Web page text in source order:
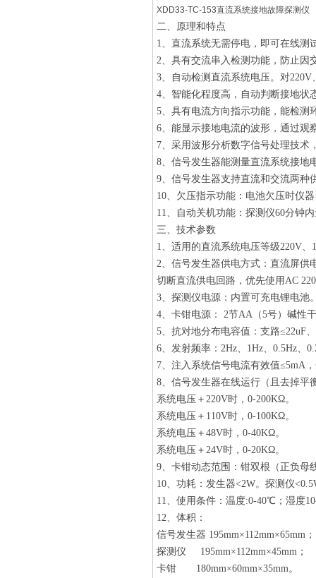
XDD33-TC-153直流系统接地故障探测仪
二、原理和特点
1、直流系统无需停电，即可在线测
2、具有交流串入检测功能，防止因
3、自动检测直流系统电压。对
4、智能化程度高，自动判断接地状
5、具有电流方向指示功能，能检测
6、能显示接地电流的波形，通过观
7、采用波形分析数字信号处理技术
8、信号发生器能测量直流系统接地
9、信号发生器支持直流和交流两种
10、欠压指示功能：电池欠压时仪
11、自动关机功能：探测仪60分钟
三、技术参数
1、适用的直流系统电压等级220V、
2、信号发生器供电方式：直流屏供
切断直流供电回路，优先使用AC
3、探测仪电源：内置可充电锂电池
4、卡钳电源： 2节AA（5号）碱性
5、抗对地分布电容值：支路≤22uF
6、发射频率：2Hz、1Hz、0.5Hz、
7、注入系统信号电流有效值≤5mA
8、信号发生器在线运行（且去掉平
系统电压＋220V时，0-200KΩ。
系统电压＋110V时，0-100KΩ。
系统电压＋48V时，0-40KΩ。
系统电压＋24V时，0-20KΩ。
9、卡钳动态范围：钳双根（
10、功耗：发生器<2W。探测仪
11、使用条件：温度:0-40℃；湿度
12、体积：
信号发生器 195mm×112mm×65mm；
探测仪 195mm×112mm×45mm；
卡钳 180mm×60mm×35mm。